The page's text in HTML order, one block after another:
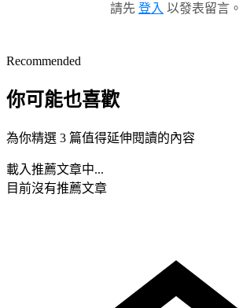
請先 登入 以發表留言。
Recommended
你可能也喜歡
為你精選 3 篇值得延伸閱讀的內容
載入推薦文章中...
目前沒有推薦文章